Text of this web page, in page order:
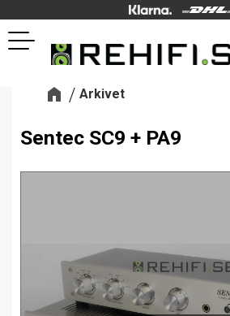
Meny
Arkivet
Sentec SC9 + PA9